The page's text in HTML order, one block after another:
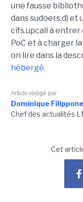
une fausse
dans sudoers.d) et
cifs.upcall à entrer
PoC et à charger
on lire dans la
hébergé.
Article rédigé par
Dominique Filippone
Chef des actualités
Cet